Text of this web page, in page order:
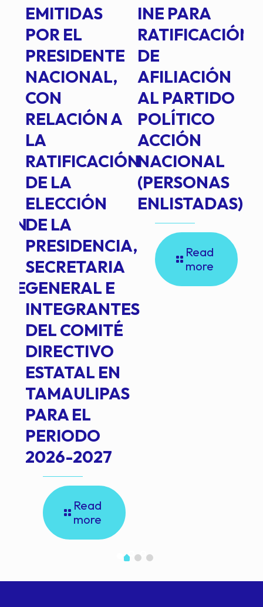
EMITIDAS
POR EL
PRESIDENTE
NACIONAL,
CON
RELACIÓN A
LA
RATIFICACIÓN
DE LA
ELECCIÓN
DE LA
PRESIDENCIA,
SECRETARIA
GENERAL E
INTEGRANTES
DEL COMITÉ
DIRECTIVO
ESTATAL EN
TAMAULIPAS
PARA EL
PERIODO
2026-2027
Read
more
INE PARA
RATIFICACIÓN
DE
AFILIACIÓN
AL PARTIDO
POLÍTICO
ACCIÓN
NACIONAL
(PERSONAS
ENLISTADAS)
Read
more